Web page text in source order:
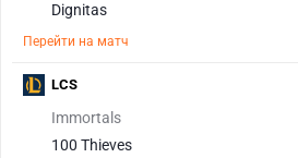
Dignitas
Перейти на матч
Immortals
100 Thieves
LCS